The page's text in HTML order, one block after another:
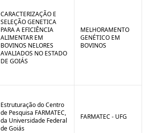
CARACTERIZAÇÃO E
SELEÇÃO GENETICA
PARA A EFICIÊNCIA
ALIMENTAR EM
BOVINOS NELORES
AVALIADOS NO ESTADO
DE GOIÁS
MELHORAMENTO
GENÉTICO EM
BOVINOS
Estruturação do Centro
de Pesquisa FARMATEC,
da Universidade Federal
de Goiás
FARMATEC - UFG